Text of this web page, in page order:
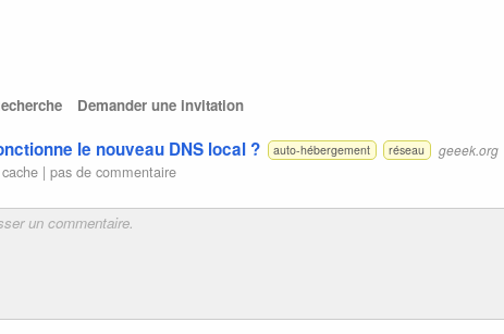
Demander une invitation
le nouveau DNS local ? auto-hébergement réseau geeek.org
|pas de commentaire